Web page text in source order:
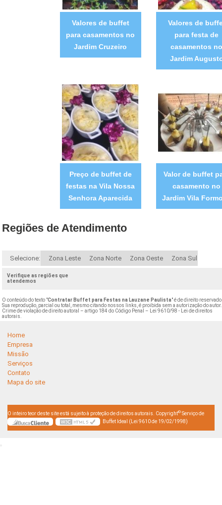
Valores de buffet
para casamentos no
Jardim Cruzeiro
Valores de
para festa de
casamentos no
Jardim
Preço de buffet de
festas na Vila Nossa
Senhora Aparecida
Valor de buffet
casamento no
Jardim Vila
Regiões de Atendimento
Selecione: Zona Leste Zona Norte Zona Oeste Zona Sul
Verifique as regiões que
atendemos
O conteúdo do texto "Contratar Buffet para Festas na Lauzane Paulista" é de direito
Sua reprodução, parcial ou total, mesmo citando nossos links, é proibida sem a autorização do autor.
Crime de violação de direito autoral – artigo 184 do Código Penal –
Lei 9610/98 - Lei de direitos
autorais
Home
Empresa
Missão
Serviços
Contato
Mapa do site
O inteiro teor deste site está sujeito à proteção de direitos autorais. Copyright© Serviço de
Buffet Ideal (Lei 9610 de 19/02/1998)